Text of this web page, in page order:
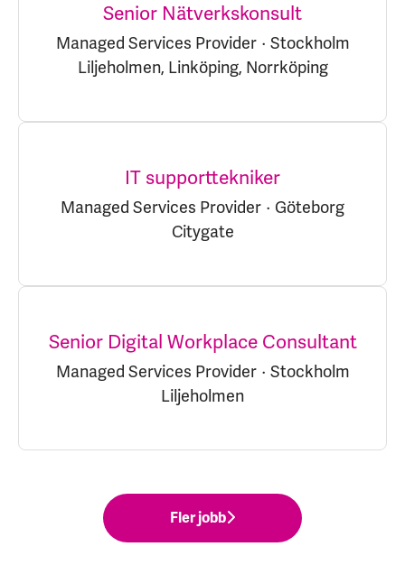
Senior Nätverkskonsult
Managed Services Provider · Stockholm
Liljeholmen, Linköping, Norrköping
IT supporttekniker
Managed Services Provider · Göteborg
Citygate
Senior Digital Workplace Consultant
Managed Services Provider · Stockholm
Liljeholmen
Fler jobb